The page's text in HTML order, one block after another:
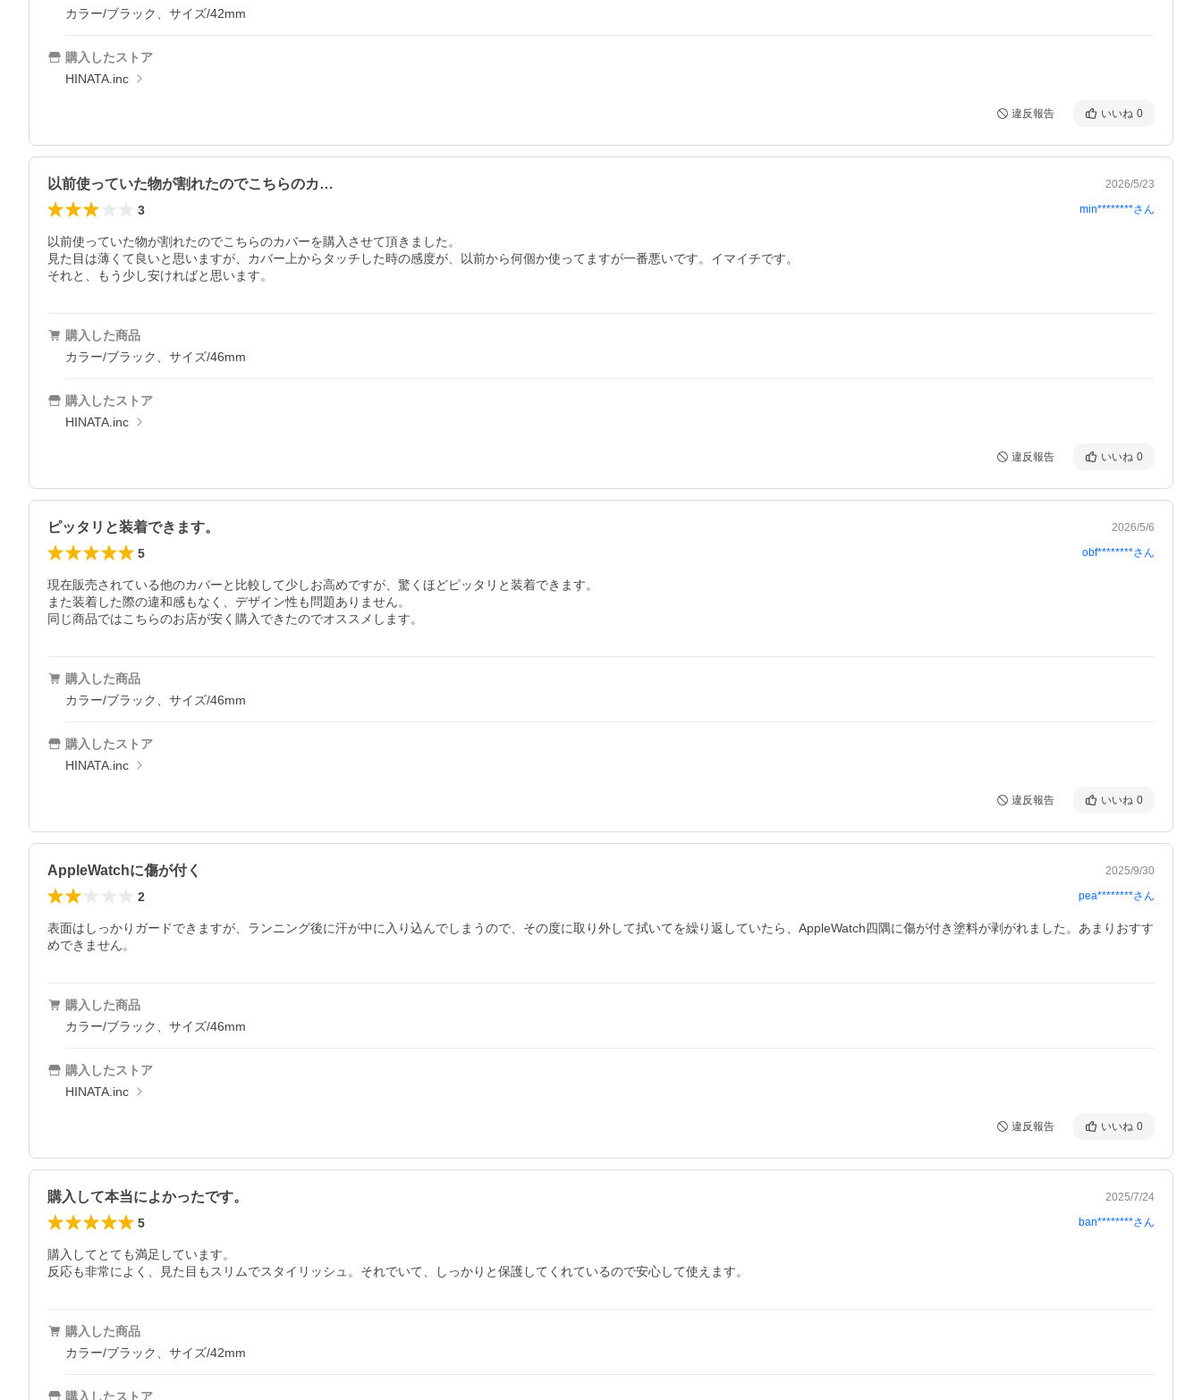
カラー/ブラック、サイズ/42mm
購入したストア
HINATA.inc
違反報告 いいね 0
以前使っていた物が割れたのでこちらのカ… 2026/5/23
3 min********さん
以前使っていた物が割れたのでこちらのカバーを購入させて頂きました。
見た目は薄くて良いと思いますが、カバー上からタッチした時の感度が、以前から何個か使ってますが一番悪いです。イマイチです。
それと、もう少し安ければと思います。
購入した商品
カラー/ブラック、サイズ/46mm
購入したストア
HINATA.inc
違反報告 いいね 0
ピッタリと装着できます。 2026/5/6
5 obf********さん
現在販売されている他のカバーと比較して少しお高めですが、驚くほどピッタリと装着できます。
また装着した際の違和感もなく、デザイン性も問題ありません。
同じ商品ではこちらのお店が安く購入できたのでオススメします。
購入した商品
カラー/ブラック、サイズ/46mm
購入したストア
HINATA.inc
違反報告 いいね 0
AppleWatchに傷が付く 2025/9/30
2 pea********さん
表面はしっかりガードできますが、ランニング後に汗が中に入り込んでしまうので、その度に取り外して拭いてを繰り返していたら、AppleWatch四隅に傷が付き塗料が剥がれました。あまりおすす
めできません。
購入した商品
カラー/ブラック、サイズ/46mm
購入したストア
HINATA.inc
違反報告 いいね 0
購入して本当によかったです。 2025/7/24
5 ban********さん
購入してとても満足しています。
購入した商品
カラー/ブラック、サイズ/42mm
購入したストア